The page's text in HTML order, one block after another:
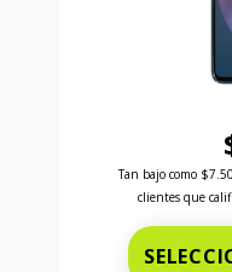
Antes el precio
Tan bajo como $7.50
clientes que